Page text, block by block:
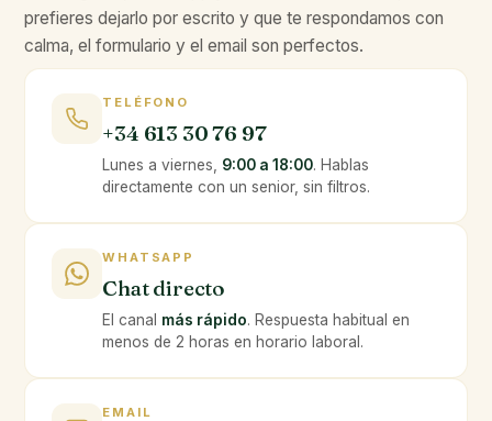
prefieres dejarlo por escrito y que te respondamos con
calma, el formulario y el email son perfectos.
TELÉFONO
+34 613 30 76 97
Lunes a viernes, 9:00 a 18:00. Hablas
directamente con un senior, sin filtros.
WHATSAPP
Chat directo
El canal más rápido. Respuesta habitual en
menos de 2 horas en horario laboral.
EMAIL